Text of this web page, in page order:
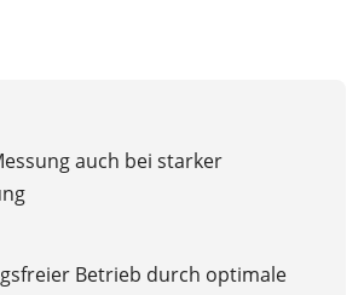
auch bei starker
Betrieb durch optimale